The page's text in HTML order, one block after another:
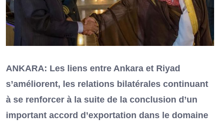
ANKARA: Les liens entre Ankara et Riyad
s’améliorent, les relations bilatérales continuant
à se renforcer à la suite de la conclusion d’un
important accord d’exportation dans le domaine